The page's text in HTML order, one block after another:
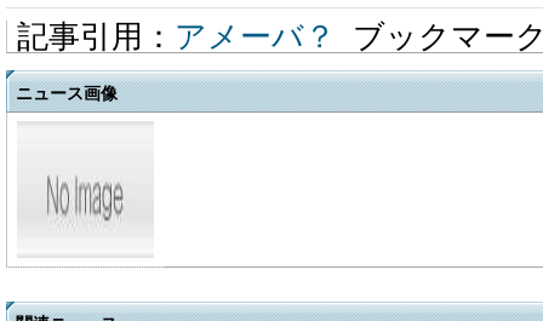
記事引用： アメーバ？ ブックマー
ニュース画像